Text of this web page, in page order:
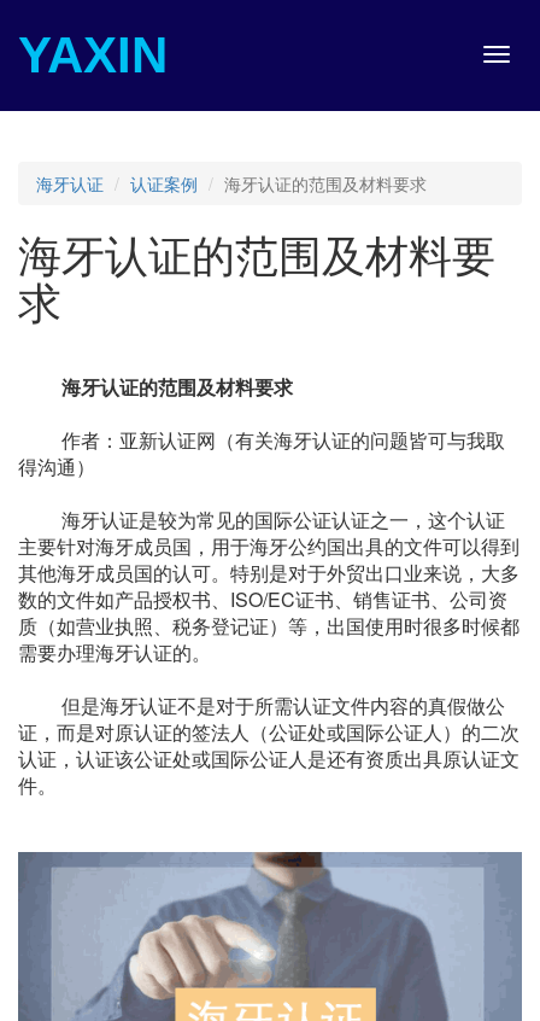
YAXIN
海牙认证 认证案例 海牙认证的范围及材料要求
海牙认证的范围及材料要
求
海牙认证的范围及材料要求
作者：亚新认证网（有关海牙认证的问题皆可与我取
得沟通）
海牙认证是较为常见的国际公证认证之一，这个认证
主要针对海牙成员国，用于海牙公约国出具的文件可以得到
其他海牙成员国的认可。特别是对于外贸出口业来说，大多
数的文件如产品授权书、ISO/EC证书、销售证书、公司资
质（如营业执照、税务登记证）等，出国使用时很多时候都
需要办理海牙认证的。
但是海牙认证不是对于所需认证文件内容的真假做公
证，而是对原认证的签法人（公证处或国际公证人）的二次
认证，认证该公证处或国际公证人是还有资质出具原认证文
件。